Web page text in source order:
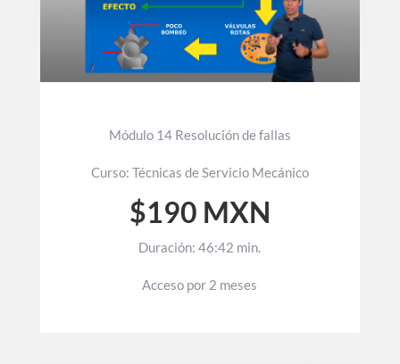
Módulo 14 Resolución de fallas
Curso: Técnicas de Servicio Mecánico
$190 MXN
Duración: 46:42 min.
Acceso por 2 meses